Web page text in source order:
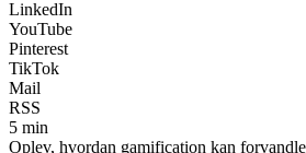
LinkedIn
YouTube
Pinterest
TikTok
Mail
RSS
5 min
Oplev, hvordan gamification kan